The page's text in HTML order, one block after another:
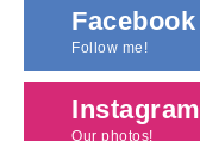
Facebook
Follow me!
Instagram
Our photos!